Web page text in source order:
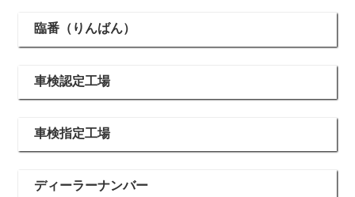
臨番（りんばん）
車検認定工場
車検指定工場
ディーラーナンバー